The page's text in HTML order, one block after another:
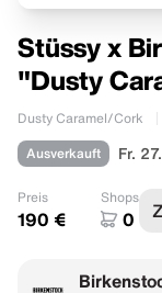
Stüssy x
"Dusty
Dusty Caramel/Cork
Ausverkauft Fr.
Preis
190 €
Shops
0